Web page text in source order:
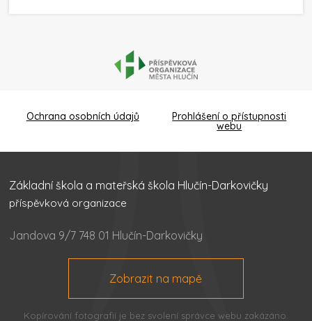
Ochrana osobních údajů Prohlášení o přístupnosti
webu
Základní škola a mateřská škola Hlučín-Darkovičky
příspěvková organizace
Jandova 9/7 748 01 Hlučín-Darkovičky
Zobrazit na mapě
Kopírování fotografií je bez svolení správce webu zakázáno.